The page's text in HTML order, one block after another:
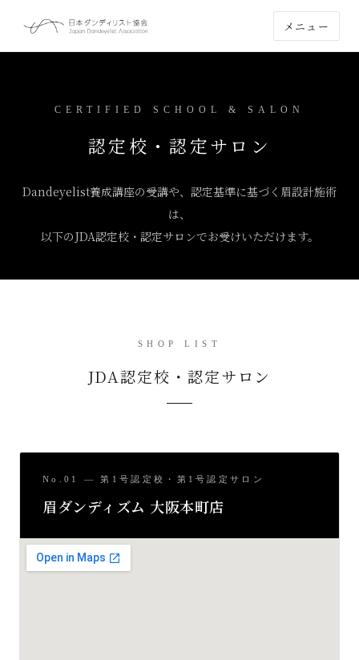
メニュー
CERTIFIED SCHOOL & SALON
認定校・認定サロン
Dandeyelist養成講座の受講や、認定基準に基づく眉設計施術
は、
以下のJDA認定校・認定サロンでお受けいただけます。
SHOP LIST
JDA認定校・認定サロン
No.01 — 第1号認定校・第1号認定サロン
眉ダンディズム 大阪本町店